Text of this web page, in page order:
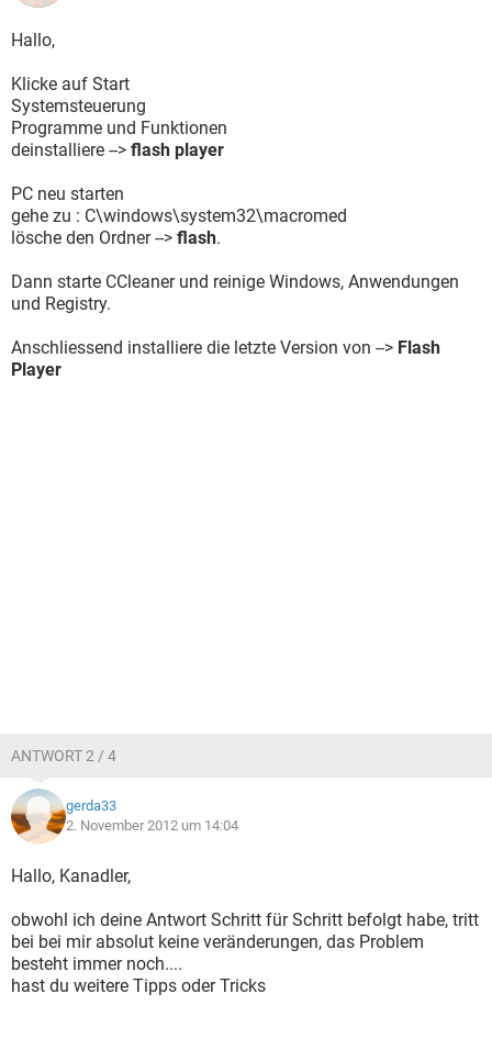
Hallo,
Klicke auf Start
Systemsteuerung
Programme und Funktionen
deinstalliere --> flash player
PC neu starten
gehe zu : C\windows\system32\macromed
lösche den Ordner --> flash.
Dann starte CCleaner und reinige Windows, Anwendungen
und Registry.
Anschliessend installiere die letzte Version von --> Flash
Player
ANTWORT 2 / 4
gerda33
2. November 2012 um 14:04
Hallo, Kanadler,
obwohl ich deine Antwort Schritt für Schritt befolgt habe, tritt
bei bei mir absolut keine veränderungen, das Problem
besteht immer noch....
hast du weitere Tipps oder Tricks